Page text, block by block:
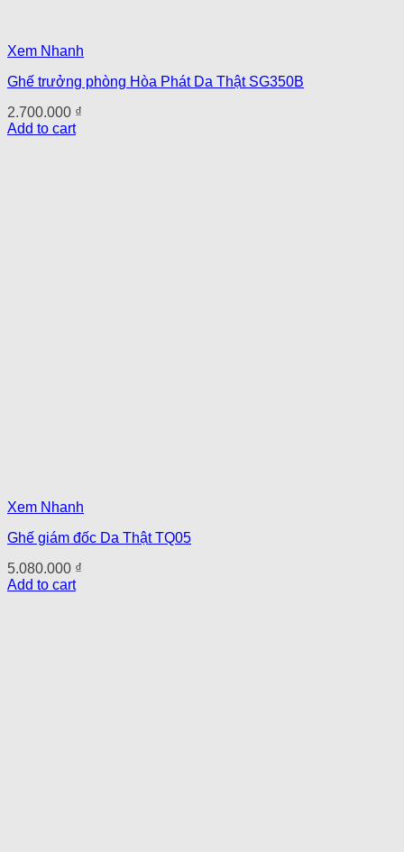
Xem Nhanh
Ghế trưởng phòng Hòa Phát Da Thật SG350B
2.700.000 ₫
Add to cart
Xem Nhanh
Ghế giám đốc Da Thật TQ05
5.080.000 ₫
Add to cart